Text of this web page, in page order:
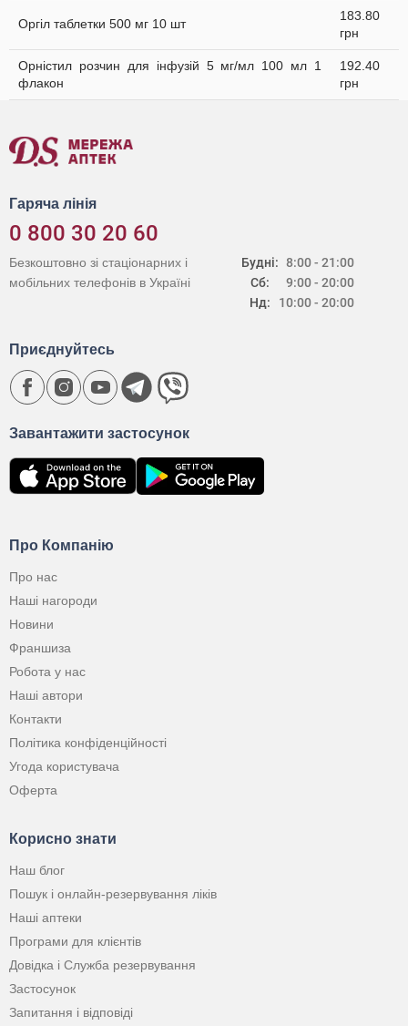
Оргіл таблетки 500 мг 10 шт
183.80
грн
Орністил розчин для інфузій 5 мг/мл 100 мл 1
флакон
192.40
грн
Гаряча лінія
0 800 30 20 60
Будні:
Сб:
Нд:
8:00 - 21:00
9:00 - 20:00
10:00 - 20:00
Безкоштовно зі стаціонарних і
мобільних телефонів в Україні
Про Компанію
Про нас
Наші нагороди
Новини
Франшиза
Робота у нас
Наші автори
Контакти
Політика конфіденційності
Угода користувача
Оферта
Корисно знати
Наш блог
Пошук і онлайн-резервування ліків
Наші аптеки
Програми для клієнтів
Довідка і Служба резервування
Застосунок
Запитання і відповіді
Завантажити застосунок
Приєднуйтесь